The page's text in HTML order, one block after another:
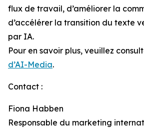
flux de travail, d’améliorer la
d’accélérer la transition du texte
par IA.
Pour en savoir plus, veuillez
d’AI-Media.
Contact :
Fiona Habben
Responsable du marketing